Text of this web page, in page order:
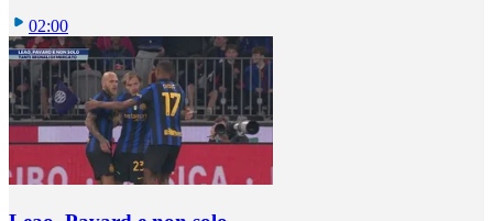
02:00